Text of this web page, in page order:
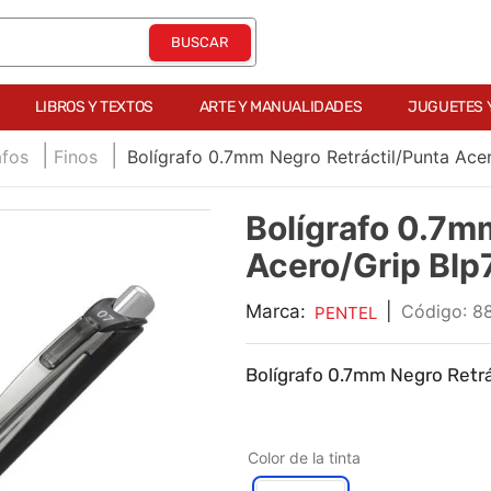
LIBROS Y TEXTOS ARTE Y MANUALIDADES JUGUETES
Finos Bolígrafo 0.7mm Negro Retráctil/Punta
Bolígrafo
Acero/Grip
Marca: PENTEL :
Bolígrafo 0.7mm Negro
Color de la tinta